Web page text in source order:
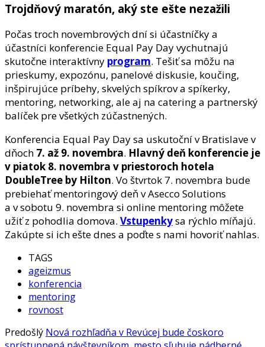
Trojdňový maratón, aký ste ešte nezažili
Počas troch novembrových dní si účastníčky a
účastníci konferencie Equal Pay Day vychutnajú
skutočne interaktívny program. Tešiť sa môžu na
prieskumy, expozónu, panelové diskusie, koučing,
inšpirujúce príbehy, skvelých spíkrov a spíkerky,
mentoring, networking, ale aj na catering a partnerský
balíček pre všetkých zúčastnených.
Konferencia Equal Pay Day sa uskutoční v Bratislave v
dňoch 7. až 9. novembra. Hlavný deň konferencie je
v piatok 8. novembra v priestoroch hotela
DoubleTree by Hilton. Vo štvrtok 7. novembra bude
prebiehať mentoringový deň v Asecco Solutions
a v sobotu 9. novembra si online mentoring môžete
užiť z pohodlia domova. Vstupenkysa rýchlo míňajú.
Zakúpte si ich ešte dnes a poďte s nami hovoriť nahlas.
TAGS
ageizmus
konferencia
mentoring
rovnost
Predošlý Nová rozhľadňa v Revúcej bude čoskoro